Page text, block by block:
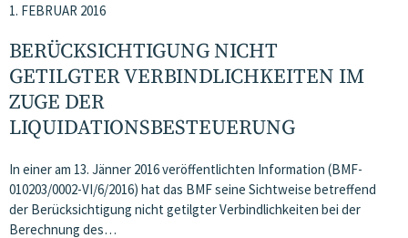
1. FEBRUAR 2016
BERÜCKSICHTIGUNG NICHT
GETILGTER VERBINDLICHKEITEN IM
ZUGE DER
LIQUIDATIONSBESTEUERUNG
In einer am 13. Jänner 2016 veröffentlichten Information (BMF-
010203/0002-VI/6/2016) hat das BMF seine Sichtweise betreffend
der Berücksichtigung nicht getilgter Verbindlichkeiten bei der
Berechnung des…